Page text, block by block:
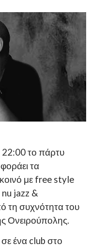
22:00 το πάρτυ
τα
κοινό με free style
jazz &
τη συχνότητα του
Ονειρούπολης.
ένα club στο